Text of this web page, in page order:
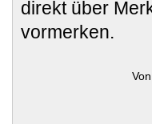
direkt über
vormerken.